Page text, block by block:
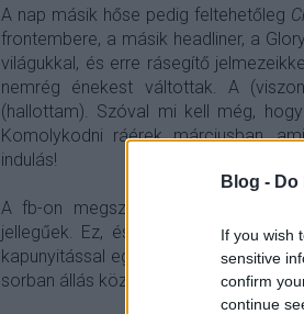
Blog -
If you wish
sensitive
confirm
continue
A nap másik hőse pedig feltehetőleg
frontembere, a másik headliner, a
világukkal, és erre rásegítő
nemrég énekest váltottak. A
(hallottam). Szóval mi kell még,
Komolykodni ráérek márciusban,
indulás!
A fb-on megszaporodtak a „jegyet
jellegűek. Ez, és a helyszín előtti jó
kapunyitással egyidejűleg beindult a
sorban állás közben élvezhettük.